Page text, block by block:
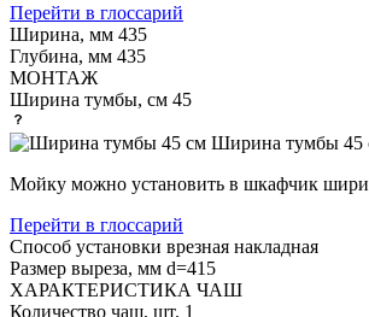
Перейти в глоссарий
Ширина, мм 435
Глубина, мм 435
МОНТАЖ
Ширина тумбы, см 45
Ширина тумбы 45
Мойку можно установить в шкафчик
Перейти в глоссарий
Способ установки врезная накладная
Размер выреза, мм d=415
ХАРАКТЕРИСТИКА ЧАШ
Количество чаш, шт. 1